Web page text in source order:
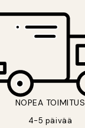
NOPEA TOIMITUS
4-5 päivää